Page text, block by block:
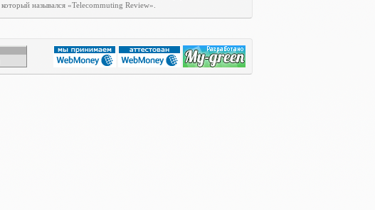
, который назывался «Telecommuting Review».